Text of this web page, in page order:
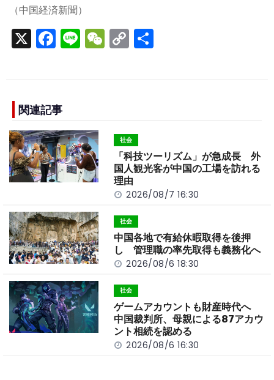
（中国経済新聞）
X F
a
e
b
o
o
k
Li
n
W
e
C
o
n
k
関連記事
社会
「科技ツーリズム」が急成長 外
国人観光客が中国の工場を訪れる
理由
2026/08/7 16:30
社会
中国各地で有給休暇取得を後押
し 管理職の率先取得も義務化へ
2026/08/6 18:30
社会
ゲームアカウントも財産時代へ
中国裁判所、母親による87アカウ
ント相続を認める
2026/08/6 16:30